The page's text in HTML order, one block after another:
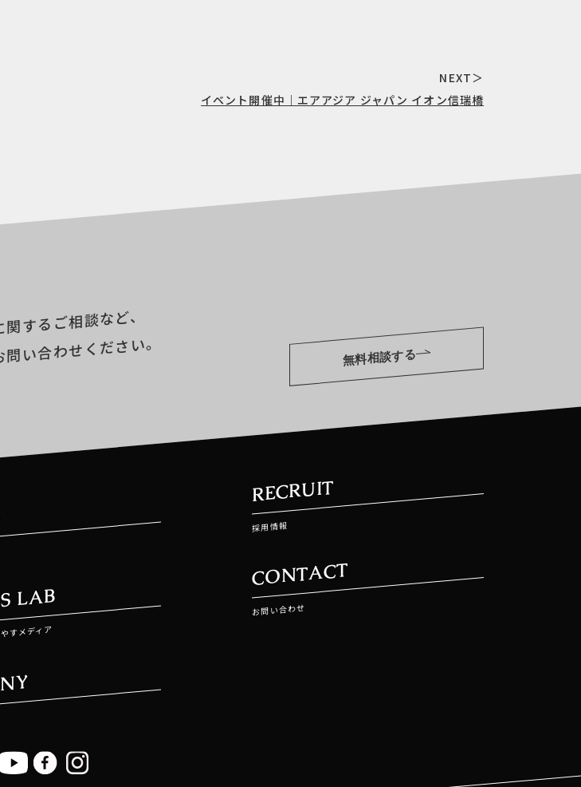
NEXT＞
イベント開催中｜エアアジア ジャパン イオン信瑞橋
するご相談など、
い合わせください。 無料相談する
LAB
すメディア
RECRUIT
採用情報
CONTACT
お問い合わせ